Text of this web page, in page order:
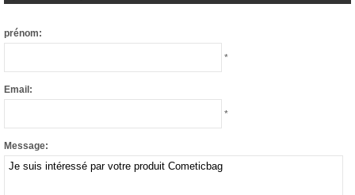
prénom:
*
Email:
*
Message: